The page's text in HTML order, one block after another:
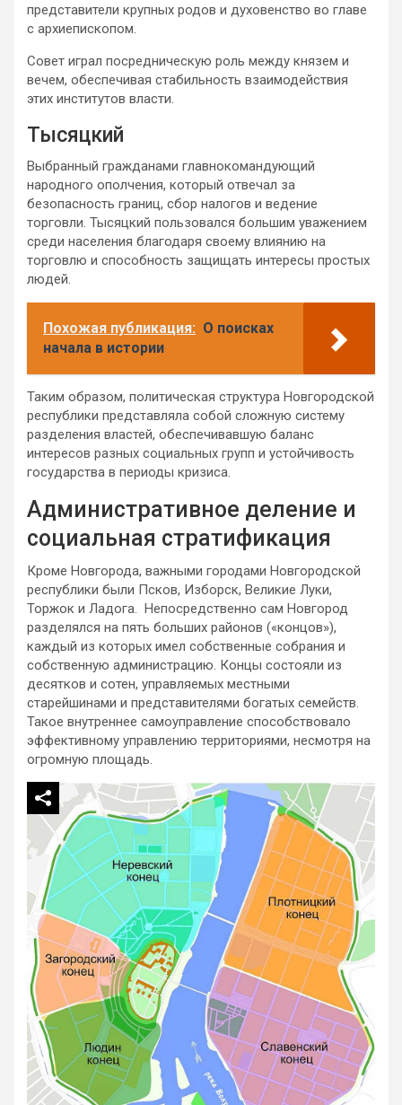
представители крупных родов и духовенство во главе
с архиепископом.
Совет играл посредническую роль между князем и
вечем, обеспечивая стабильность взаимодействия
этих институтов власти.
Тысяцкий
Выбранный гражданами главнокомандующий
народного ополчения, который отвечал за
безопасность границ, сбор налогов и ведение
торговли. Тысяцкий пользовался большим уважением
среди населения благодаря своему влиянию на
торговлю и способность защищать интересы простых
людей.
Похожая публикация: О поисках
начала в истории
Таким образом, политическая структура Новгородской
республики представляла собой сложную систему
разделения властей, обеспечивавшую баланс
интересов разных социальных групп и устойчивость
государства в периоды кризиса.
Административное деление и
социальная стратификация
Кроме Новгорода, важными городами Новгородской
республики были Псков, Изборск, Великие Луки,
Торжок и Ладога. Непосредственно сам Новгород
разделялся на пять больших районов («концов»),
каждый из которых имел собственные собрания и
собственную администрацию. Концы состояли из
десятков и сотен, управляемых местными
старейшинами и представителями богатых семейств.
Такое внутреннее самоуправление способствовало
эффективному управлению территориями, несмотря на
огромную площадь.